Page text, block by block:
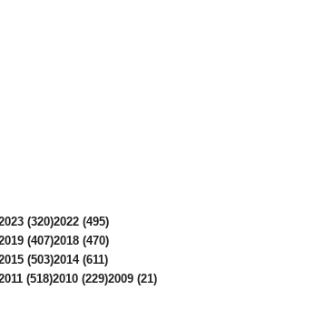
(320)2022 (495)
(407)2018 (470)
(503)2014 (611)
(518)2010 (229)2009 (21)